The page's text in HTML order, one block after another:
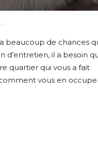
beaucoup de chances
d’entretien, il a besoin
quartier qui vous a fait
vous en